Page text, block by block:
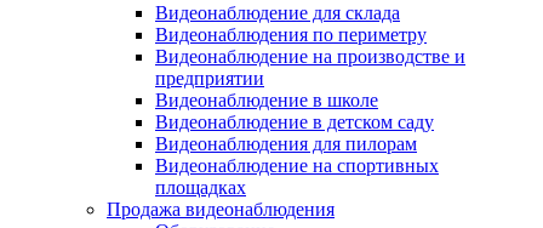
Видеонаблюдение для склада
Видеонаблюдения по периметру
Видеонаблюдение на производстве и
предприятии
Видеонаблюдение в школе
Видеонаблюдение в детском саду
Видеонаблюдения для пилорам
Видеонаблюдение на спортивных
площадках
Продажа видеонаблюдения